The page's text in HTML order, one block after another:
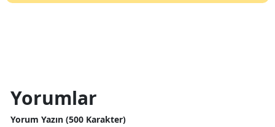
Yorumlar
Yorum Yazın (500 Karakter)